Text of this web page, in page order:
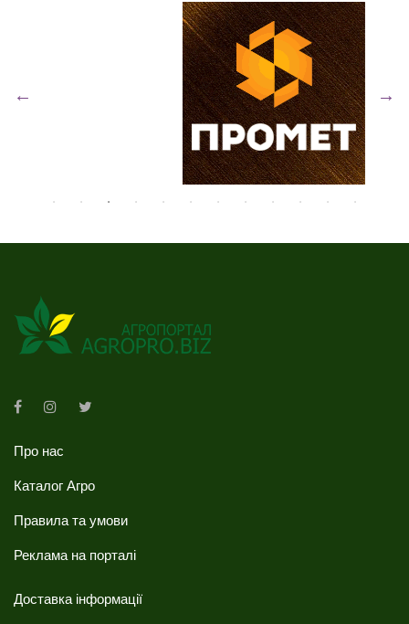
Про нас
Каталог Агро
Правила та умови
Реклама на порталі
Доставка інформації